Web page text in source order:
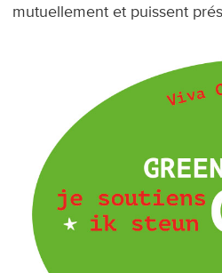
mutuellement et puissent